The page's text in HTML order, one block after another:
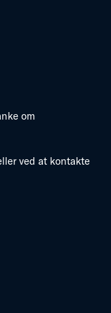
om
ved at kontakte